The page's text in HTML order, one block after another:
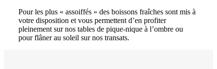
Pour les plus « assoiffés » des boissons fraîches sont mis à
votre disposition et vous permettent d’en profiter
pleinement sur nos tables de pique-nique à l’ombre ou
pour flâner au soleil sur nos transats.